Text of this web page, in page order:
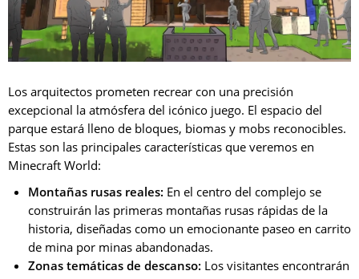
Los arquitectos prometen recrear con una precisión
excepcional la atmósfera del icónico juego. El espacio del
parque estará lleno de bloques, biomas y mobs reconocibles.
Estas son las principales características que veremos en
Minecraft World:
Montañas rusas reales: En el centro del complejo se
construirán las primeras montañas rusas rápidas de la
historia, diseñadas como un emocionante paseo en carrito
de mina por minas abandonadas.
Zonas temáticas de descanso: Los visitantes encontrarán